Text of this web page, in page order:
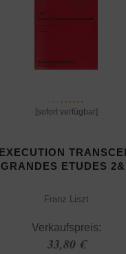
[sofort verfügbar]
GRANDES ETUDES
Franz Liszt
Verkaufspreis:
33,80 €